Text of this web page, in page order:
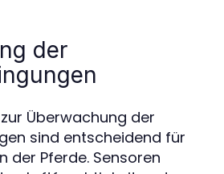
der
Überwachung der
sind entscheidend für
der Pferde. Sensoren